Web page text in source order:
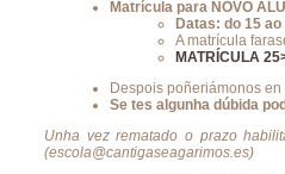
Matrícula para NOVO
Datas: do 15
A matrícula
MATRÍCULA
Despois poñeriámonos en
Se tes algunha dúbida
Unha vez rematado o prazo
(escola@cantigaseagarimos.es)